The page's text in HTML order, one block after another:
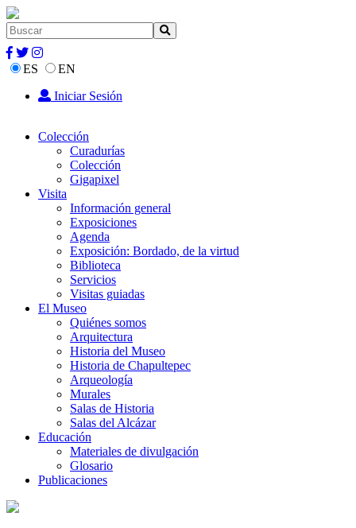
ES
EN
Iniciar Sesión
Colección
Curadurías
Colección
Gigapixel
Visita
Información general
Exposiciones
Agenda
Exposición: Bordado, de la virtud
Biblioteca
Servicios
Visitas guiadas
El Museo
Quiénes somos
Arquitectura
Historia del Museo
Historia de Chapultepec
Arqueología
Murales
Salas de Historia
Salas del Alcázar
Educación
Materiales de divulgación
Glosario
Publicaciones